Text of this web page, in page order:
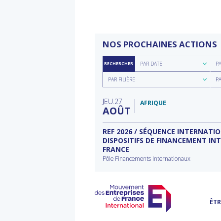
NOS PROCHAINES ACTIONS
RECHERCHER
Rechercher
par
date
PAR DATE
par
Rechercher
parPAR FILIÈRE
par
JEU 27
AOÛT
AFRIQUE
REF 2026 / SÉQUENCE
DISPOSITIFS DE FINANCEMENT
FRANCE
Pôle Financements Internationaux